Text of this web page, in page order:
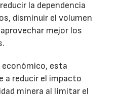
la dependencia
disminuir el volumen
mejor los
económico, esta
a reducir el impacto
minera al limitar el